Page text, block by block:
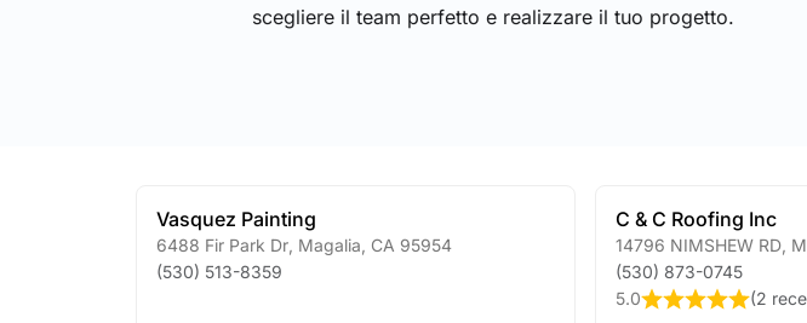
scegliere il team perfetto e realizzare il tuo progetto.
Vasquez Painting
6488 Fir Park Dr Magalia CA 95954
(530) 513-8359
C & C Roofing Inc
14796 NIMSHEW RD,
(530) 873-0745
5.0
(2